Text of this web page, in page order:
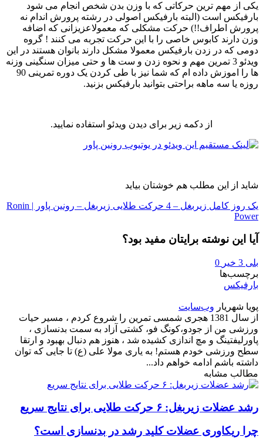
یکی از مهم ترین حرکاتی که با وزن بدن شخص انجام می شود
بارفیکس است (البته بارفیکس اصولی در رشته پرورش اندام نه
پرورش اطراف!!) حرکت مشکلی که معمولاعزیزانی که اضافه
وزن دارند کابوس خاصی را با این حرکت تجربه می کنند ! گروه
دومی که در زدن بارفیکس معمولا مشکل دارند بانوان هستند در این
ویدئو 3 تمرین مهم و نحوه زدن و ست ها و حتی میزان سنگینی وزنه
ها را اموزش داده ام که شما نیز با طی کردن یک دوره تمرینی 90
روزه یا سه ماهه براحتی بتوانید بارفیکس بزنید.
از دکمه زیر برای دیدن ویدئو استفاده نمایید.
شاید از این مطلب هم خوشتان بیاید
یک روز کامل زیربغل – 4 حرکت طلایی زیربغل – رونین پاور | Ronin
Power
آیا این نوشته برایتان مفید بود؟
بلی 3 خیر 0
برچسب‌ها
بارفیکس
پویا شهریار وب‌سایت
از سال 1381 هجری شمسی تمرین را شروع کردم ، مسیر حیات
ورزشی من از جودو،کونگ فو، کشتی آزاد به سمت بدنسازی ،
پاورلیفتینگ و مچ اندازی کشیده شد ، هنوز هم دنبال بهبود و ارتقا
سطح ورزشی خودم هستم! به یاری مولا علی (ع) تا جایی که توان
داشته باشم ادامه خواهم داد...
مطالب مشابه
رشد عضلات زیربغل: ۶ حرکت طلایی برای نتایج سریع
چرا ریکاوری عضلات کلید رشد در بدنسازی است؟